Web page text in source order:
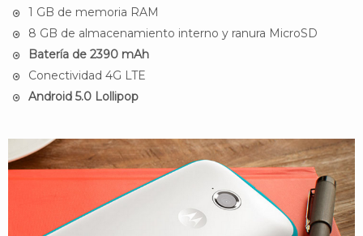
1 GB de memoria RAM
8 GB de almacenamiento interno y ranura MicroSD
Batería de 2390 mAh
Conectividad 4G LTE
Android 5.0 Lollipop